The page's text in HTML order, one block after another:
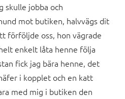
skulle jobba och
mot butiken, halvvägs dit
förföljde oss, hon vägrade
enkelt låta henne följa
fick jag bära henne, det
i kopplet och en katt
med mig i butiken den